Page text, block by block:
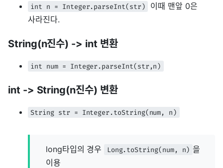
int n = Integer.parseInt(str)
이때 맨앞 0은
사라진다.
String(n진수) -> int 변환
int num = Integer.parseInt(str,n)
int -> String(n진수) 변환
String str = Integer.toString(num, n)
long타입의 경우 Long.toString(num, n) 을
이용